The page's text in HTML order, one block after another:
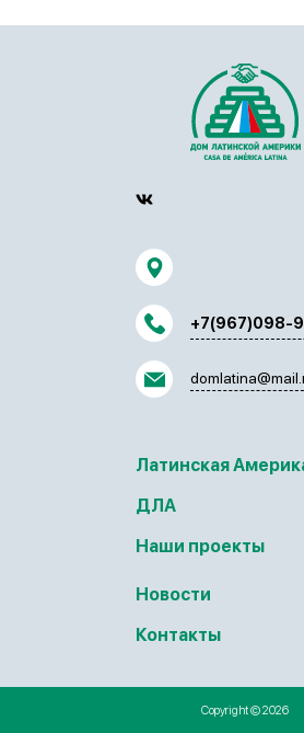
+7(967)098-
Латинская
ДЛА
Наши проекты
Новости
Контакты
Copyright © 2026